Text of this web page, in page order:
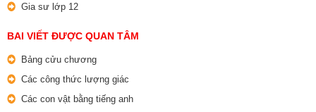
Gia sư lớp 12
BAI VIẾT ĐƯỢC QUAN TÂM
Bảng cửu chương
Các công thức lượng giác
Các con vật bằng tiếng anh